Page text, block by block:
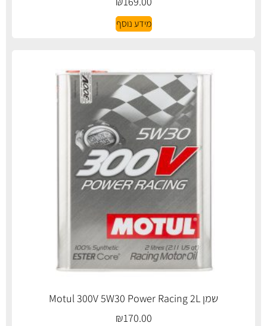
מידע נוסף
שמן Motul 300V 5W30 Power Racing 2L
₪170.00